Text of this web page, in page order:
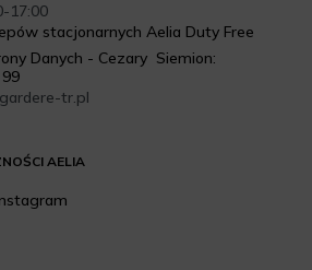
AELIA
17:00
stacjonarnych Aelia Duty Free
Danych - Cezary Siemion:
tr.pl